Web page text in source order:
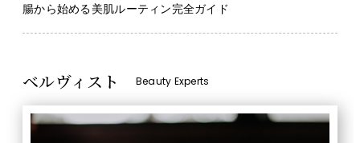
腸から始める美肌ルーティン完全ガイド
ベルヴィスト Beauty Experts